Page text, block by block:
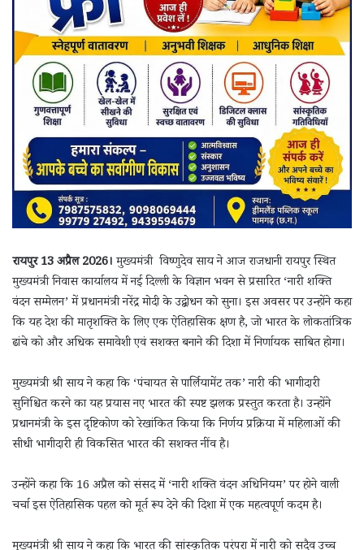
रायपुर 13 अप्रैल 2026। मुख्यमंत्री विष्णुदेव साय ने आज राजधानी रायपुर स्थित
मुख्यमंत्री निवास कार्यालय में नई दिल्ली के विज्ञान भवन से प्रसारित ‘नारी शक्ति
वंदन सम्मेलन’ में प्रधानमंत्री नरेंद्र मोदी के उद्बोधन को सुना। इस अवसर पर उन्होंने कहा
कि यह देश की मातृशक्ति के लिए एक ऐतिहासिक क्षण है, जो भारत के लोकतांत्रिक
ढांचे को और अधिक समावेशी एवं सशक्त बनाने की दिशा में निर्णायक साबित होगा।
मुख्यमंत्री श्री साय ने कहा कि ‘पंचायत से पार्लियामेंट तक’ नारी की भागीदारी
सुनिश्चित करने का यह प्रयास नए भारत की स्पष्ट झलक प्रस्तुत करता है। उन्होंने
प्रधानमंत्री के इस दृष्टिकोण को रेखांकित किया कि निर्णय प्रक्रिया में महिलाओं की
सीधी भागीदारी ही विकसित भारत की सशक्त नींव है।
उन्होंने कहा कि 16 अप्रैल को संसद में ‘नारी शक्ति वंदन अधिनियम’ पर होने वाली
चर्चा इस ऐतिहासिक पहल को मूर्त रूप देने की दिशा में एक महत्वपूर्ण कदम है।